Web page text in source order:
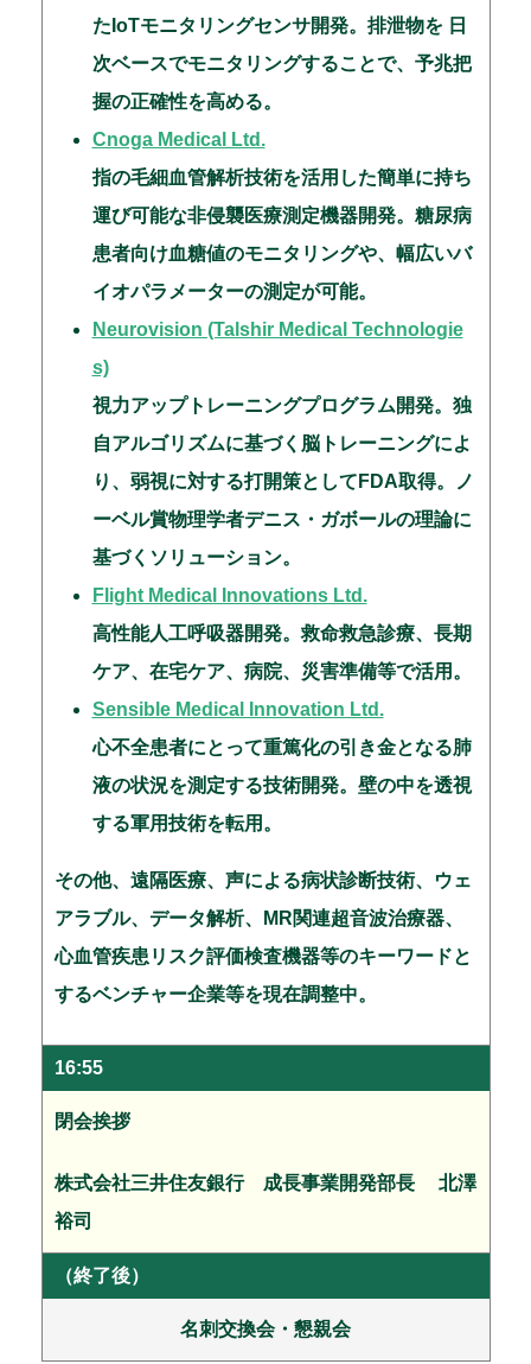
たIoTモニタリングセンサ開発。排泄物を 日
次ベースでモニタリングすることで、予兆把
握の正確性を高める。
Cnoga Medical Ltd.
指の毛細血管解析技術を活用した簡単に持ち
運び可能な非侵襲医療測定機器開発。糖尿病
患者向け血糖値のモニタリングや、幅広いバ
イオパラメーターの測定が可能。
Neurovision (Talshir Medical Technologie
s)
視力アップトレーニングプログラム開発。独
自アルゴリズムに基づく脳トレーニングによ
り、弱視に対する打開策としてFDA取得。ノ
ーベル賞物理学者デニス・ガボールの理論に
基づくソリューション。
Flight Medical Innovations Ltd.
高性能人工呼吸器開発。救命救急診療、長期
ケア、在宅ケア、病院、災害準備等で活用。
Sensible Medical Innovation Ltd.
心不全患者にとって重篤化の引き金となる肺
液の状況を測定する技術開発。壁の中を透視
する軍用技術を転用。
その他、遠隔医療、声による病状診断技術、ウェ
アラブル、データ解析、MR関連超音波治療器、
心血管疾患リスク評価検査機器等のキーワードと
するベンチャー企業等を現在調整中。
16:55
閉会挨拶
株式会社三井住友銀行 成長事業開発部長 北澤
裕司
（終了後）
名刺交換会・懇親会